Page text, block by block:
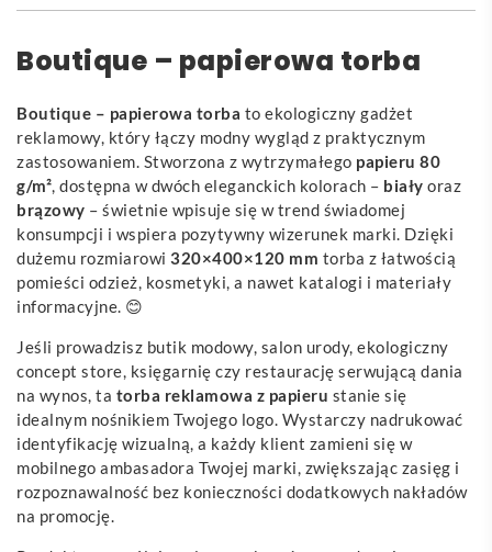
Boutique – papierowa torba
Boutique – papierowa torba to ekologiczny gadżet
reklamowy, który łączy modny wygląd z praktycznym
zastosowaniem. Stworzona z wytrzymałego papieru 80
g/m², dostępna w dwóch eleganckich kolorach – biały oraz
brązowy – świetnie wpisuje się w trend świadomej
konsumpcji i wspiera pozytywny wizerunek marki. Dzięki
dużemu rozmiarowi 320×400×120 mm torba z łatwością
pomieści odzież, kosmetyki, a nawet katalogi i materiały
informacyjne. 😊
Jeśli prowadzisz butik modowy, salon urody, ekologiczny
concept store, księgarnię czy restaurację serwującą dania
na wynos, ta torba reklamowa z papieru stanie się
idealnym nośnikiem Twojego logo. Wystarczy nadrukować
identyfikację wizualną, a każdy klient zamieni się w
mobilnego ambasadora Twojej marki, zwiększając zasięg i
rozpoznawalność bez konieczności dodatkowych nakładów
na promocję.